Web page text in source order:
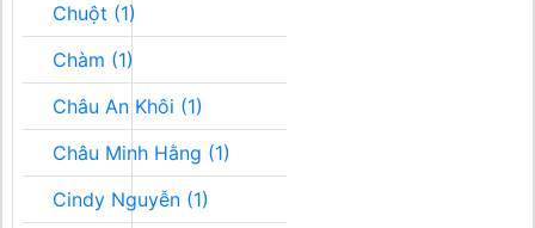
Chuột (1)
Chàm (1)
Châu An Khôi (1)
Châu Minh Hằng (1)
Cindy Nguyễn (1)